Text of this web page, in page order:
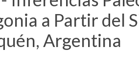
a Partir del
Argentina